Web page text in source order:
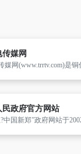
媒网
民政府官方网站